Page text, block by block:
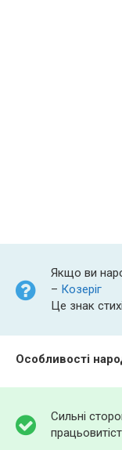
Якщо ви
– Козеріг
Це знак
Особливості
Сильні